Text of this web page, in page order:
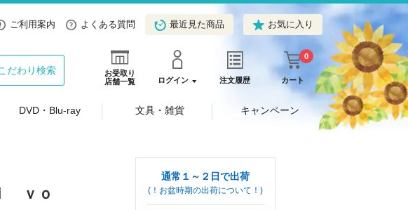
ご利用案内 よくある質問 最近見た商品 お気に入り
お受取り
店舗一覧
ログイン 注文履歴 カート
0
だわり検索
DVD・Blu-ray 文具・雑貨 キャンペーン
ｖｏ
通常１～２日で出荷
(！お盆時期の出荷について！)